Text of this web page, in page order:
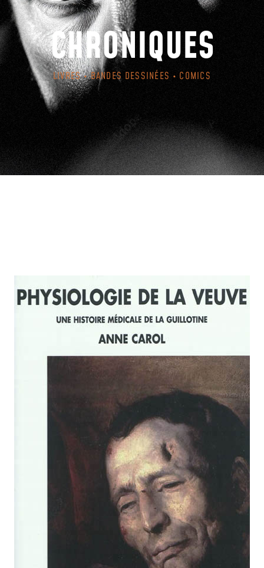
CHRONIQUES
LIVRES • BANDES DESSINÉES • COMICS